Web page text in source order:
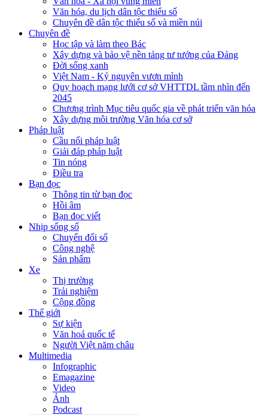
Văn hóa, du lịch dân tộc thiểu số
Chuyên đề dân tộc thiểu số và miền núi
Chuyên đề
Học tập và làm theo Bác
Xây dựng và bảo vệ nền tảng tư tưởng của Đảng
Đời sống xanh
Việt Nam - Kỷ nguyên vươn mình
Quy hoạch mạng lưới cơ sở VHTTDL tầm nhìn đến
2045
Chương trình Mục tiêu quốc gia về phát triển văn hóa
Xây dựng môi trường Văn hóa cơ sở
Pháp luật
Cầu nối pháp luật
Giải đáp pháp luật
Tin nóng
Điều tra
Bạn đọc
Thông tin từ bạn đọc
Hồi âm
Bạn đọc viết
Nhịp sống số
Chuyển đổi số
Công nghệ
Sản phẩm
Xe
Thị trường
Trải nghiệm
Cộng đồng
Thế giới
Sự kiện
Văn hoá quốc tế
Người Việt năm châu
Multimedia
Infographic
Emagazine
Video
Ảnh
Podcast